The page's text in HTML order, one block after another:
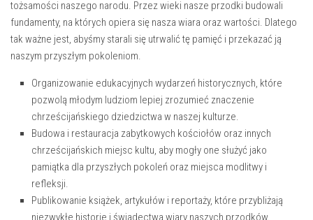
tożsamości naszego narodu. Przez wieki nasze przodki budowali
fundamenty, na których opiera się nasza wiara oraz wartości.⁢ Dlatego
‍tak ważne jest, ​abyśmy starali się utrwalić tę pamięć i przekazać ją
⁤naszym przyszłym⁢ pokoleniom.
Organizowanie​ edukacyjnych wydarzeń historycznych, które
⁤pozwolą młodym ⁣ludziom lepiej zrozumieć znaczenie
chrześcijańskiego dziedzictwa ⁢w naszej kulturze.
Budowa‍ i restauracja zabytkowych kościołów oraz innych
chrześcijańskich miejsc kultu, ​aby mogły one​ służyć ‍jako
pamiątka dla przyszłych pokoleń oraz miejsca modlitwy i
refleksji.
Publikowanie książek, artykułów i reportaży,⁣ które przybliżają
niezwykłe historie ​i świadectwa wiary naszych przodków,